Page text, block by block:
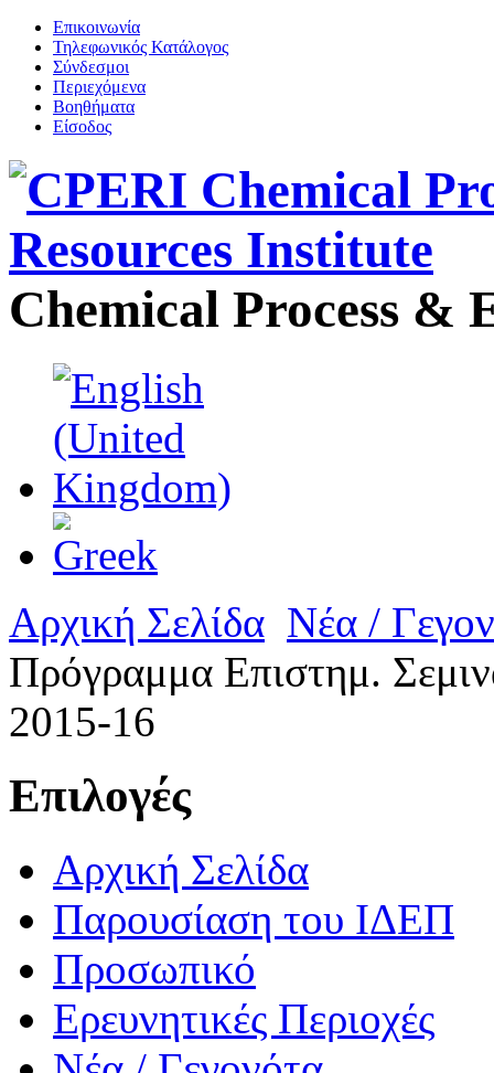
Επικοινωνία
Τηλεφωνικός Κατάλογος
Σύνδεσμοι
Περιεχόμενα
Βοηθήματα
Είσοδος
Chemical Process &
Αρχική Σελίδα Νέα /
Πρόγραμμα Επιστημ.
2015-16
Επιλογές
Αρχική Σελίδα
Παρουσίαση του ΙΔΕΠ
Προσωπικό
Ερευνητικές Περιοχές